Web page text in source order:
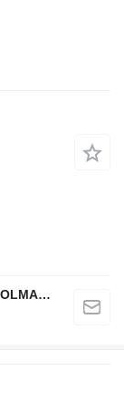
Przedsiębiorstwo Produkcyjno-Handlowe ROLMAPOL Marcin Dziekan